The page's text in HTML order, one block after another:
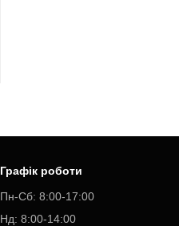
Графік роботи
Пн-Cб: 8:00-17:00
Нд: 8:00-14:00